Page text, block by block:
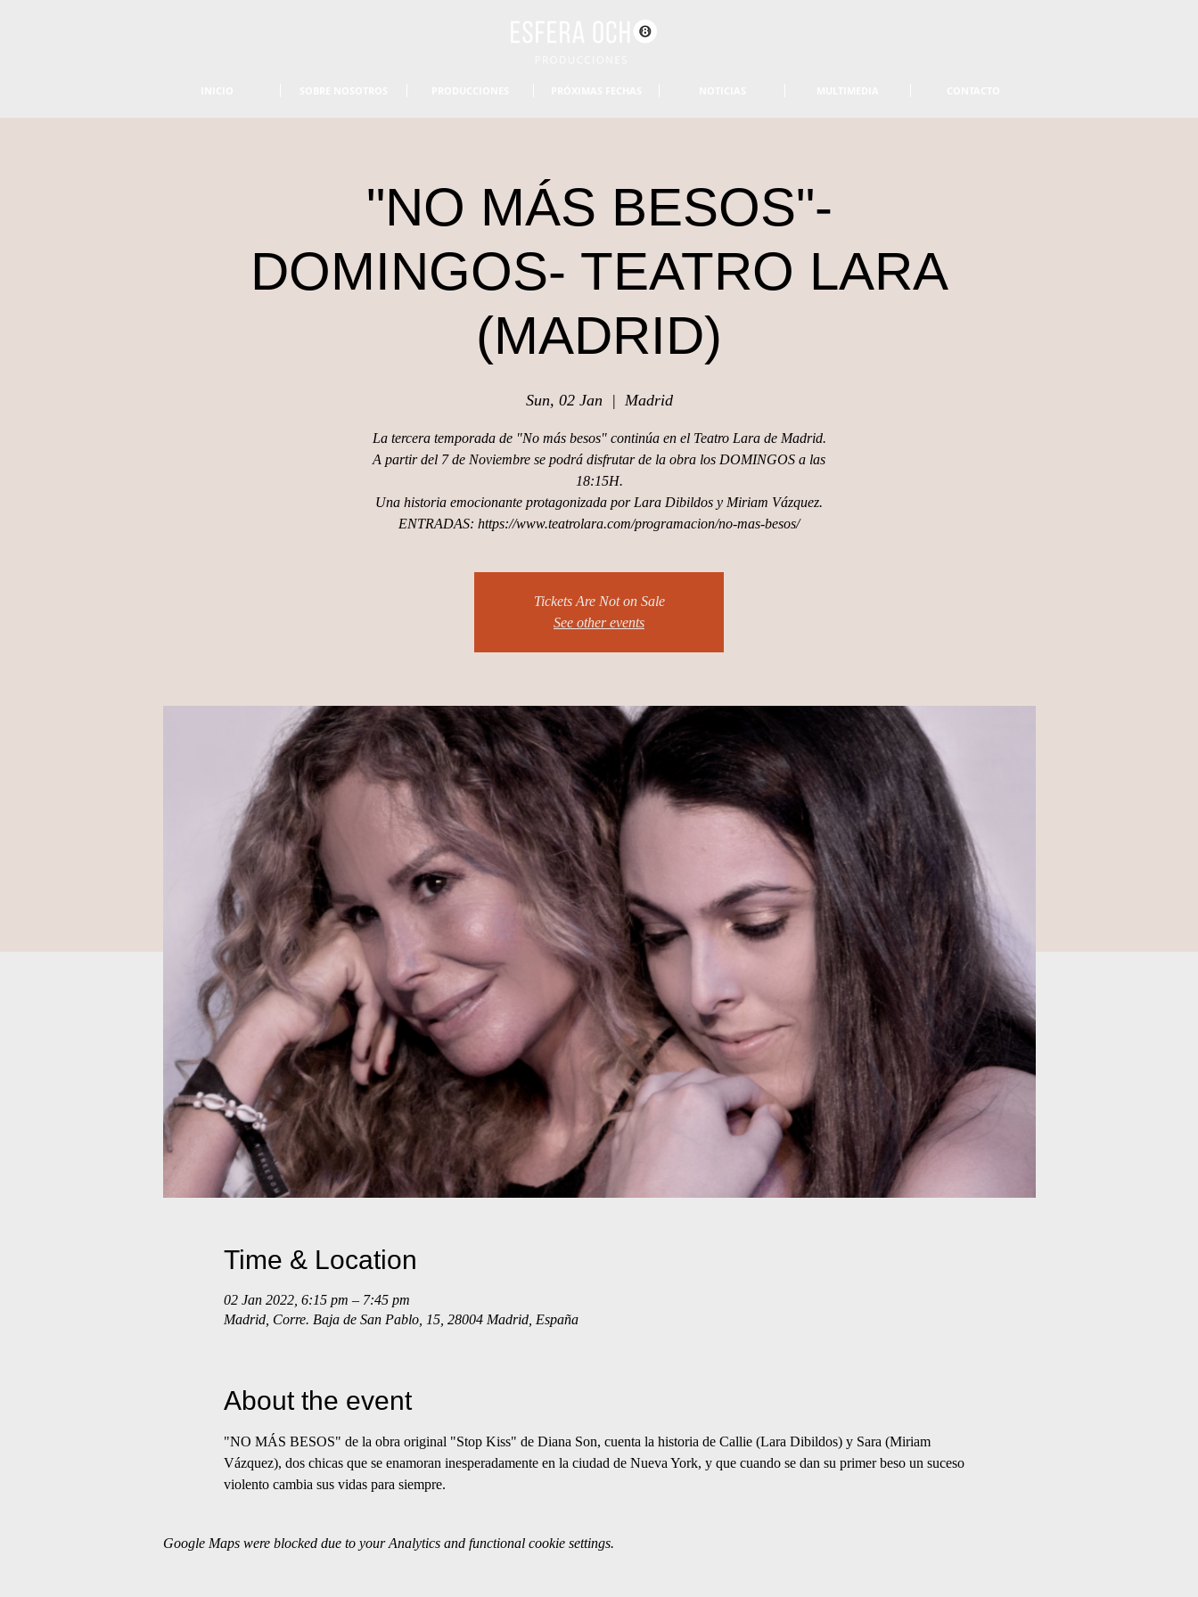
"NO MÁS BESOS"-
DOMINGOS- TEATRO LARA
(MADRID)
Sun, 02 Jan
  |
Madrid
La tercera temporada de "No más besos" continúa en el Teatro Lara de Madrid.
A partir del 7 de Noviembre se podrá disfrutar de la obra los DOMINGOS a las
18:15H.
Una historia emocionante protagonizada por Lara Dibildos y Miriam Vázquez.
ENTRADAS: https://www.teatrolara.com/programacion/no-mas-besos/
Tickets Are Not on Sale
See other events
Time & Location
02 Jan 2022, 6:15 pm – 7:45 pm
Madrid, Corre. Baja de San Pablo, 15, 28004 Madrid, España
About the event
"NO MÁS BESOS" de la obra original "Stop Kiss" de Diana Son, cuenta la historia de Callie (Lara Dibildos) y Sara (Miriam
Vázquez), dos chicas que se enamoran inesperadamente en la ciudad de Nueva York, y que cuando se dan su primer beso un suceso
violento cambia sus vidas para siempre.
Google Maps were blocked due to your Analytics and functional cookie settings.